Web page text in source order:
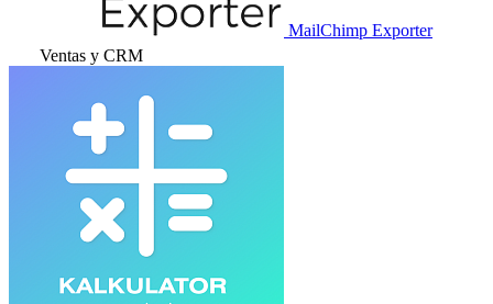
MailChimp Exporter
Ventas y CRM